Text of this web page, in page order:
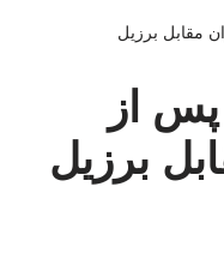
مقابل برزیل
از
برزیل